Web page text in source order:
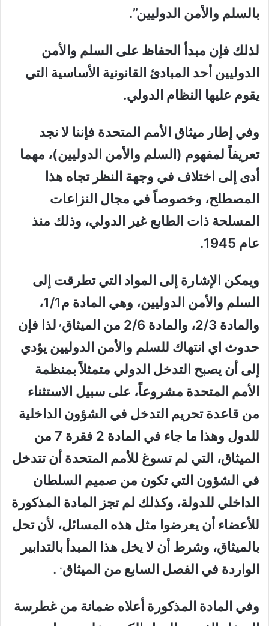
بالسلم والأمن الدوليين”.
لذلك فإن مبدأ الحفاظ على السلم والأمن
الدوليين أحد المبادئ القانونية الأساسية التي
يقوم عليها النظام الدولي.
وفي إطار ميثاق الأمم المتحدة فإننا لا نجد
تعريفاً لمفهوم (السلم والأمن الدوليين)، مهما
أدى إلى اختلاف في وجهة النظر تجاه هذا
المصطلح، وخصوصاً في مجال النزاعات
المسلحة ذات الطابع غير الدولي، وذلك منذ
عام 1945.
ويمكن الإشارة إلى المواد التي تطرقت إلى
السلم والأمن الدوليين، وهي المادة م1/1،
والمادة 2/3، والمادة 2/6 من الميثاق
, لذا فإن
حدوث اي انتهاك للسلم والأمن الدوليين يؤدي
إلى أن يصبح التدخل الدولي متمثلاً بمنظمة
الأمم المتحدة مشروعاً، على سبيل الاستثناء
من قاعدة تحريم التدخل في الشؤون الداخلية
للدول وهذا ما جاء في المادة 2 فقرة 7 من
الميثاق، التي لم تسوغ للأمم المتحدة أن تتدخل
في الشؤون التي تكون من صميم السلطان
الداخلي للدولة، وكذلك لم تجز المادة المذكورة
للأعضاء أن يعرضوا مثل هذه المسائل، لأن تحل
بالميثاق، وشرط أن لا يخل هذا المبدأ بالتدابير
الواردة في الفصل السابع من الميثاق.
.
وفي المادة المذكورة أعلاه ضمانة من غطرسة